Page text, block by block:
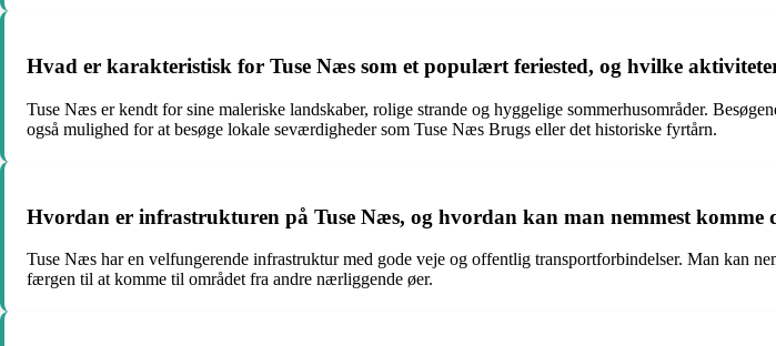
Hvad er karakteristisk for Tuse Næs som et populært feriested, og hvilke
Tuse Næs er kendt for sine maleriske landskaber, rolige strande og hyggelige sommerhusområder.
også mulighed for at besøge lokale seværdigheder som Tuse Næs Brugs eller det historiske fyrtårn.
Hvordan er infrastrukturen på Tuse Næs, og hvordan kan man nemmest komme
Tuse Næs har en velfungerende infrastruktur med gode veje og offentlig transportforbindelser. Man kan
færgen til at komme til området fra andre nærliggende øer.